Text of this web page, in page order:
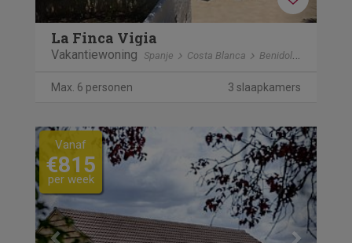
La Finca Vigia
Vakantiewoning Spanje Costa Blanca Benidoleig
Max. 6 personen 3 slaapkamers
Previous Next
Vanaf
€815
per week